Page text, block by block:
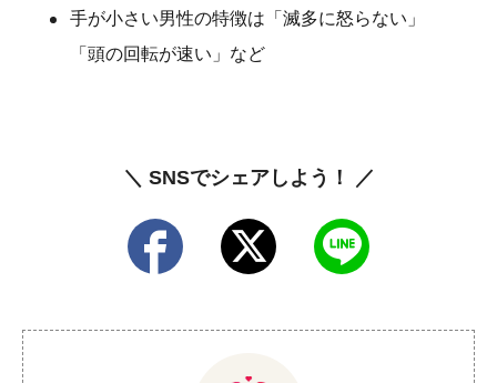
手が小さい男性の特徴は「滅多に怒らない」
「頭の回転が速い」など
＼ SNSでシェアしよう！ ／